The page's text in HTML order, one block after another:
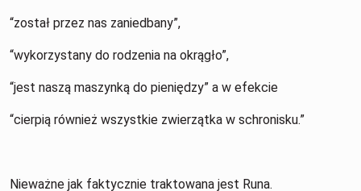
“został przez nas zaniedbany”,
“wykorzystany do rodzenia na okrągło”,
“jest naszą maszynką do pieniędzy” a w efekcie
“cierpią również wszystkie zwierzątka w schronisku.”
Nieważne jak faktycznie traktowana jest Runa.